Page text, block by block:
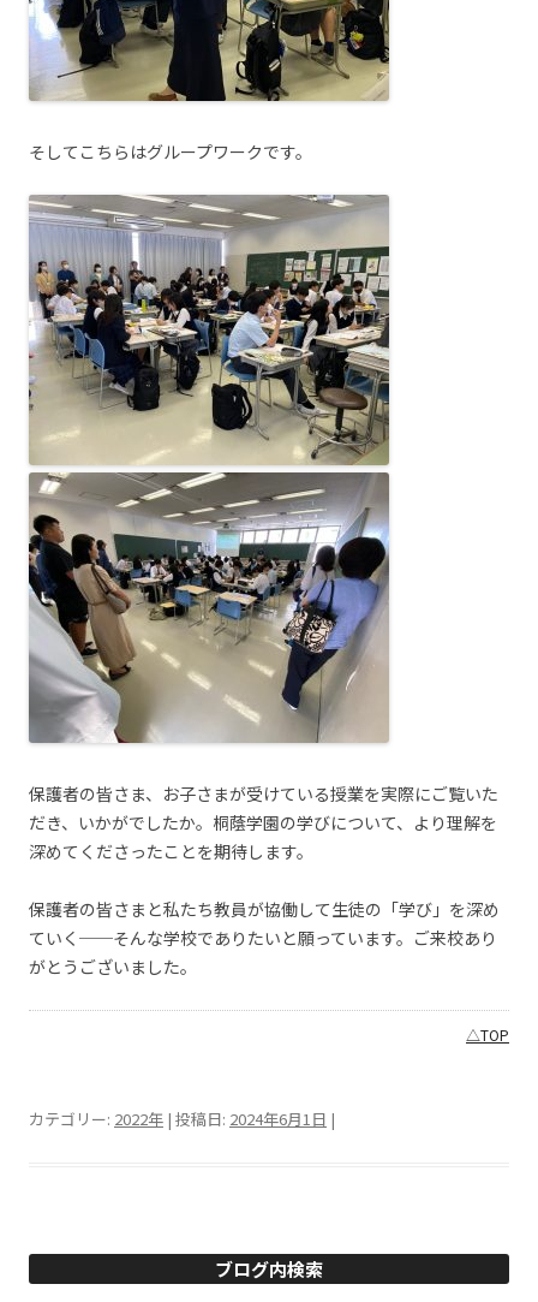
そしてこちらはグループワークです。
保護者の皆さま、お子さまが受けている授業を実際にご覧いた
だき、いかがでしたか。桐蔭学園の学びについて、より理解を
深めてくださったことを期待します。
保護者の皆さまと私たち教員が協働して生徒の「学び」を深め
ていく──そんな学校でありたいと願っています。ご来校あり
がとうございました。
△TOP
カテゴリー: 2022年 | 投稿日: 2024年6月1日 |
ブログ内検索